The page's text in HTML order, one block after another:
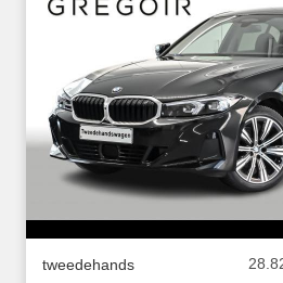
tweedehands